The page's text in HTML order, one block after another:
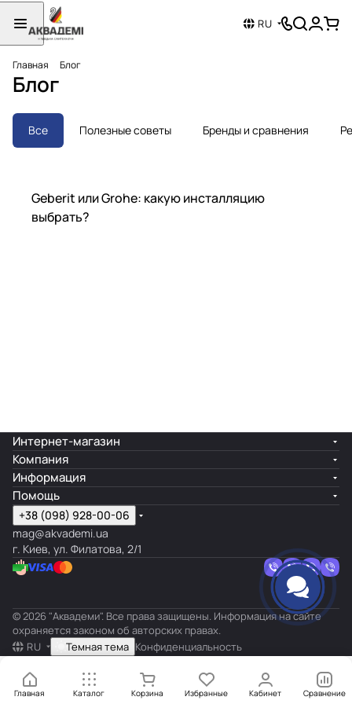
RU
Главная Блог
Блог
Все Полезные советы Бренды и сравнения
Бренды и сравнения
Geberit или Grohe: какую инсталляцию
выбрать?
Главная Каталог Корзина Избранные Кабинет Сравнение
Интернет-магазин
Компания
Информация
Помощь
+38 (098) 928-00-06
mag@akvademi.ua
г. Киев, ул. Филатова, 2/1
© 2026 "Аквадеми". Все права защищены. Информация на сайте
охраняется законом об авторских правах.
RU
Темная тема Конфиденциальность